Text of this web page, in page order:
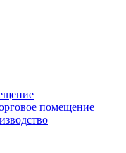
помещение